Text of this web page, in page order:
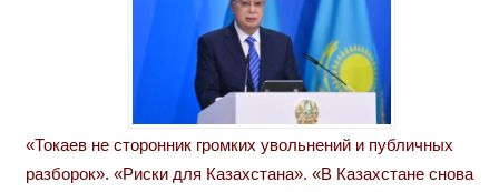
«Токаев не сторонник громких увольнений и публичных
разборок». «Риски для Казахстана». «В Казахстане снова